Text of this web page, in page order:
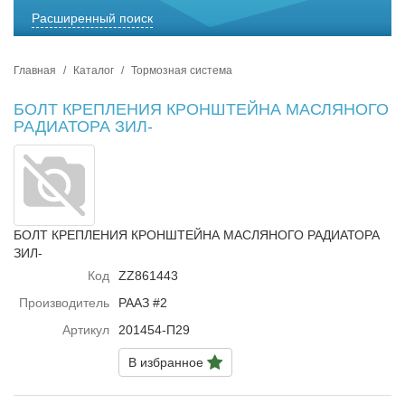
Расширенный поиск
Главная Каталог Тормозная система
БОЛТ КРЕПЛЕНИЯ КРОНШТЕЙНА МАСЛЯНОГО
РАДИАТОРА ЗИЛ-
БОЛТ КРЕПЛЕНИЯ КРОНШТЕЙНА МАСЛЯНОГО РАДИАТОРА
ЗИЛ-
Код
ZZ861443
Производитель
РААЗ #2
Артикул
201454-П29
В избранное